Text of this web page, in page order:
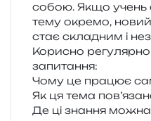
собою. Якщо
тему окре­мо,
стає скла­дним і
Корисно регу­ляр­но
запитання:
Чому це пра­цює
Як ця тема
Де ці зна­н­ня